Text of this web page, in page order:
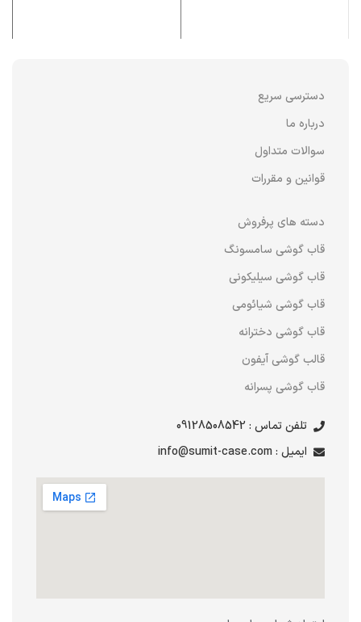
دسترسی سریع
درباره ما
سوالات متداول
قوانین و مقررات
دسته های پرفروش
قاب گوشی سامسونگ
قاب گوشی سیلیکونی
قاب گوشی شیائومی
قاب گوشی دخترانه
قالب گوشی آیفون
قاب گوشی پسرانه
تلفن تماس : 09128508542
ایمیل : info@sumit-case.com